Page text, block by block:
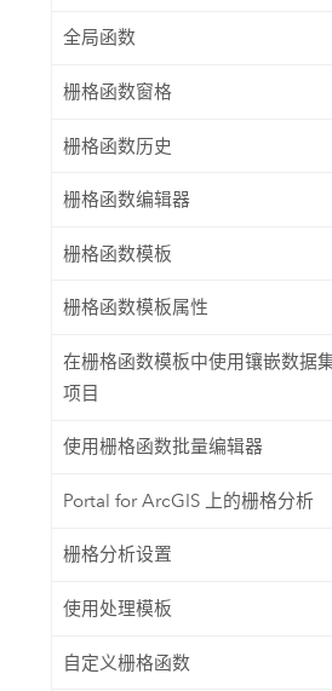
全局函数
栅格函数窗格
栅格函数历史
栅格函数编辑器
栅格函数模板
栅格函数模板属性
在栅格函数模板中使用镶嵌数据
项目
使用栅格函数批量编辑器
Portal for ArcGIS 上的栅格分析
栅格分析设置
使用处理模板
自定义栅格函数